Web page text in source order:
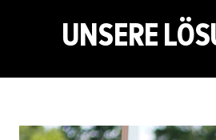
UNSERE